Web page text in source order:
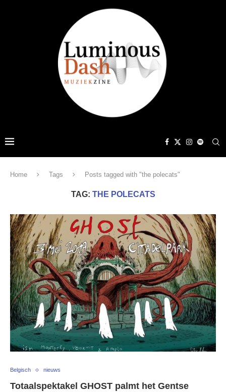
Home Tags Posts tagged with "the polecats"
TAG: THE POLECATS
Belgisch nieuws
Totaalspektakel GHOST palmt het Gentse